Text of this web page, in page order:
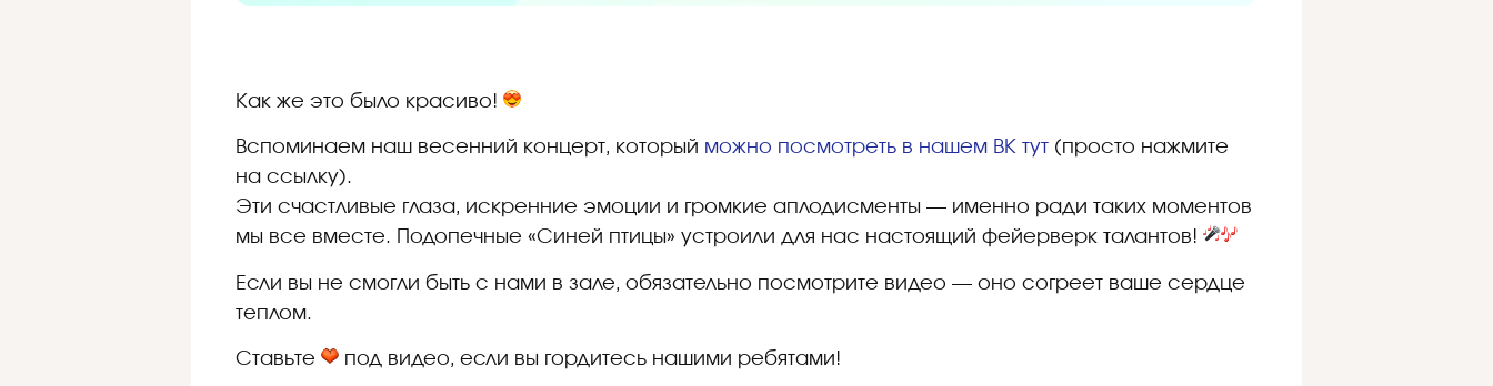
Как же это было красиво!
Вспоминаем наш весенний концерт, который можно посмотреть в нашем ВК тут (просто нажмите
на ссылку).
Эти счастливые глаза, искренние эмоции и громкие аплодисменты — именно ради таких моментов
мы все вместе. Подопечные «Синей птицы» устроили для нас настоящий фейерверк талантов!
Если вы не смогли быть с нами в зале, обязательно посмотрите видео — оно согреет ваше сердце
теплом.
Ставьте под видео, если вы гордитесь нашими ребятами!